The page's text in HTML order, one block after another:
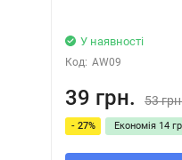
У наявності
Код: AW09
39 грн. 53
- 27% Економія 14